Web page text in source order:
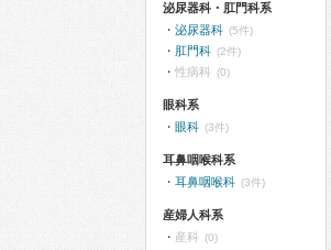
泌尿器科・肛門科系
泌尿器科 (5件)
肛門科 (2件)
性病科 (0)
眼科系
眼科 (3件)
耳鼻咽喉科系
耳鼻咽喉科 (3件)
産婦人科系
産科 (0)